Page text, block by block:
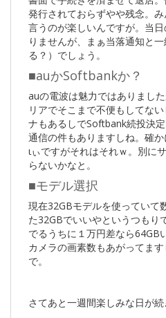
発行されておらずやや残念。
言うのが楽しいんですが。当
りませんが、まぁ当落通知と
る？）でしょう。
■auかSoftbankか？
auの電波は魅力ではありまし
リアでそこまで不便もしてな
ナもあるしでSoftbank続投決
通信の件もありますしね。確
ιぃですがそれはそれｗ。別に
らないかなと。
■モデル選択
現在32GBモデルを使っていて
た32GBでいいやというつもり
でるうちに１万円差なら64GB
カメラの画素数もあがってま
で。
さてあと一週間楽しみな日が続